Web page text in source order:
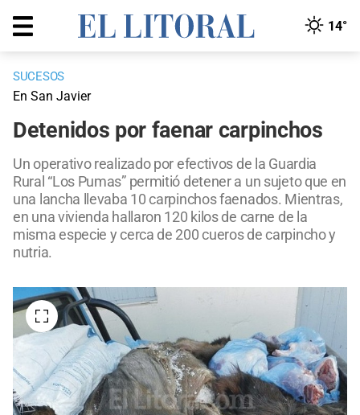
14°
SUCESOS
En San Javier
Detenidos por faenar carpinchos
Un operativo realizado por efectivos de la Guardia
Rural “Los Pumas” permitió detener a un sujeto que en
una lancha llevaba 10 carpinchos faenados. Mientras,
en una vivienda hallaron 120 kilos de carne de la
misma especie y cerca de 200 cueros de carpincho y
nutria.